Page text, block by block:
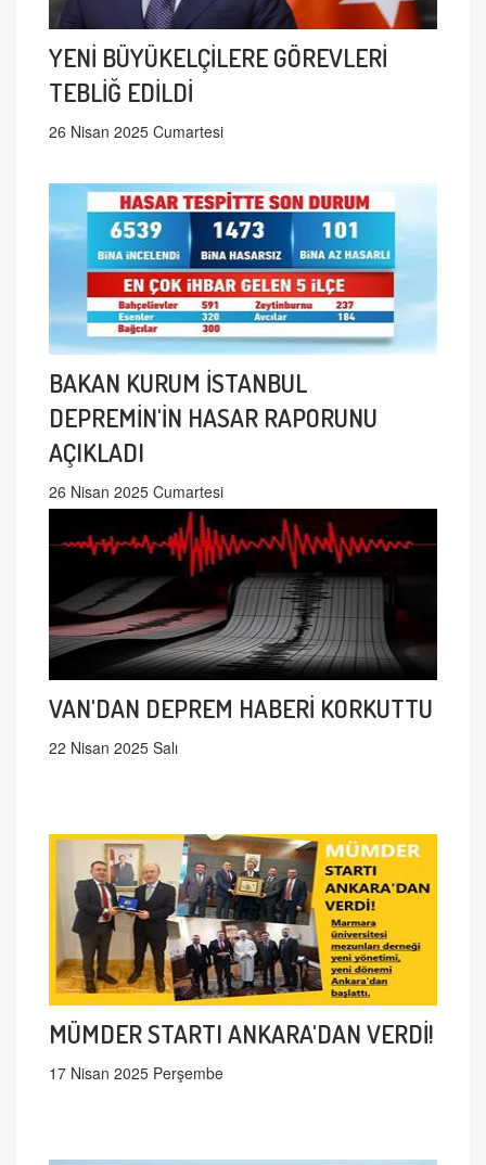
YENİ BÜYÜKELÇİLERE GÖREVLERİ
TEBLİĞ EDİLDİ
26 Nisan 2025 Cumartesi
BAKAN KURUM İSTANBUL
DEPREMİN'İN HASAR RAPORUNU
AÇIKLADI
26 Nisan 2025 Cumartesi
VAN'DAN DEPREM HABERİ KORKUTTU
22 Nisan 2025 Salı
MÜMDER STARTI ANKARA'DAN VERDİ!
17 Nisan 2025 Perşembe